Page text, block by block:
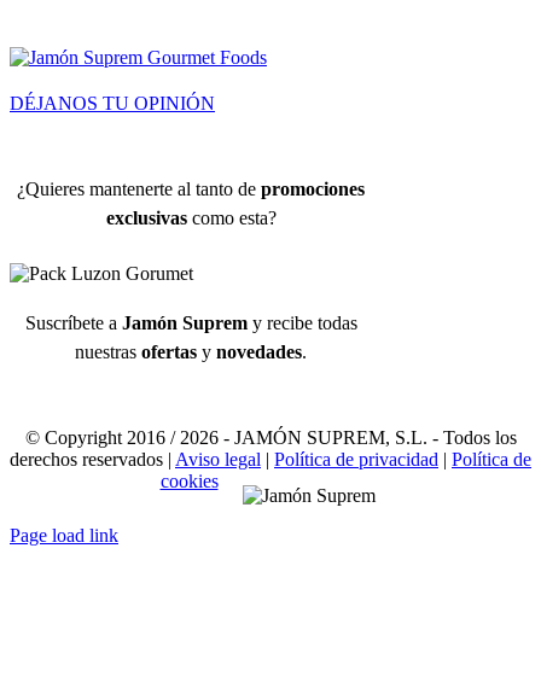
DÉJANOS TU OPINIÓN
¿Quieres mantenerte al tanto de promociones
exclusivascomo esta?
Suscríbete a Jamón Supremy recibe todas
nuestras ofertas y novedades.
© Copyright 2016 /2026 - JAMÓN SUPREM, S.L. - Todos los
derechos reservados | Aviso legal | Política de privacidad | Política de
cookies
Page load link